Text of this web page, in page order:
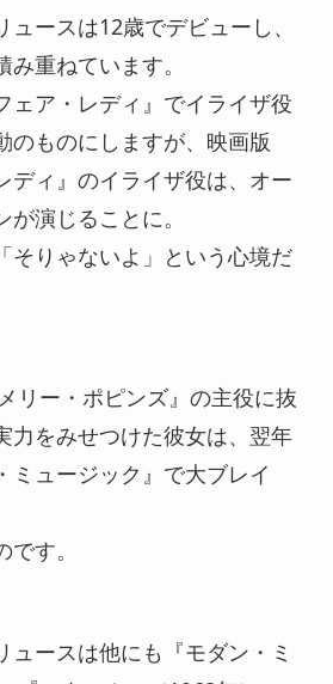
ースは12歳でデビューし、
重ねています。
ェア・レディ』でイライザ役
のものにしますが、映画版
ディ』のイライザ役は、オー
が演じることに。
そりゃないよ」という心境だ
リー・ポピンズ』の主役に抜
力をみせつけた彼女は、翌年
ミュージック』で大ブレイ
す。
ュースは他にも『モダン・ミ